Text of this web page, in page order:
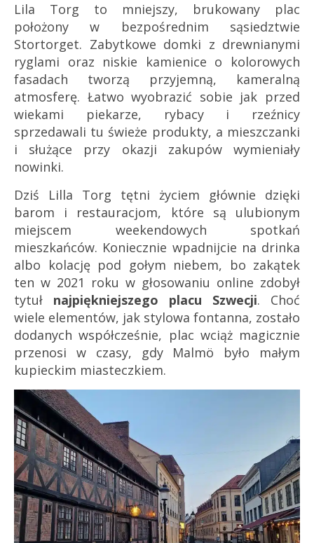
Lila Torg to mniejszy, brukowany plac
położony w bezpośrednim sąsiedztwie
Stortorget. Zabytkowe domki z drewnianymi
ryglami oraz niskie kamienice o kolorowych
fasadach tworzą przyjemną, kameralną
atmosferę. Łatwo wyobrazić sobie jak przed
wiekami piekarze, rybacy i rzeźnicy
sprzedawali tu świeże produkty, a mieszczanki
i służące przy okazji zakupów wymieniały
nowinki.
Dziś Lilla Torg tętni życiem głównie dzięki
barom i restauracjom, które są ulubionym
miejscem weekendowych spotkań
mieszkańców. Koniecznie wpadnijcie na drinka
albo kolację pod gołym niebem, bo zakątek
ten w 2021 roku w głosowaniu online zdobył
tytuł najpiękniejszego placu Szwecji. Choć
wiele elementów, jak stylowa fontanna, zostało
dodanych współcześnie, plac wciąż magicznie
przenosi w czasy, gdy Malmö było małym
kupieckim miasteczkiem.